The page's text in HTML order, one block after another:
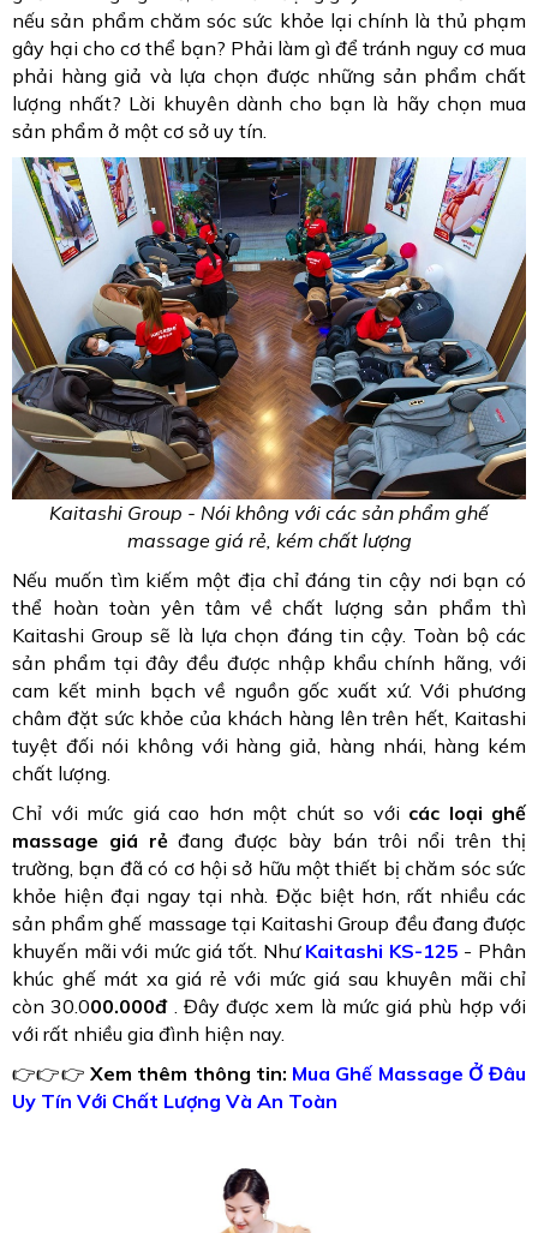
nếu sản phẩm chăm sóc sức khỏe lại chính là thủ phạm
gây hại cho cơ thể bạn? Phải làm gì để tránh nguy cơ mua
phải hàng giả và lựa chọn được những sản phẩm chất
lượng nhất? Lời khuyên dành cho bạn là hãy chọn mua
sản phẩm ở một cơ sở uy tín.
Kaitashi Group - Nói không với các sản phẩm ghế
massage giá rẻ, kém chất lượng
Nếu muốn tìm kiếm một địa chỉ đáng tin cậy nơi bạn có
thể hoàn toàn yên tâm về chất lượng sản phẩm thì
Kaitashi Group sẽ là lựa chọn đáng tin cậy. Toàn bộ các
sản phẩm tại đây đều được nhập khẩu chính hãng, với
cam kết minh bạch về nguồn gốc xuất xứ. Với phương
châm đặt sức khỏe của khách hàng lên trên hết, Kaitashi
tuyệt đối nói không với hàng giả, hàng nhái, hàng kém
chất lượng.
Chỉ với mức giá cao hơn một chút so với các loại ghế
massage giá rẻđang được bày bán trôi nổi trên thị
trường, bạn đã có cơ hội sở hữu một thiết bị chăm sóc sức
khỏe hiện đại ngay tại nhà. Đặc biệt hơn, rất nhiều các
sản phẩm ghế massage tại Kaitashi Group đều đang được
khuyến mãi với mức giá tốt. Như Kaitashi KS-125 - Phân
khúc ghế mát xa giá rẻ với mức giá sau khuyên mãi chỉ
còn 30.000.000đ . Đây được xem là mức giá phù hợp với
với rất nhiều gia đình hiện nay.
👉👉👉 Xem thêm thông tin: Mua Ghế Massage Ở Đâu
Uy Tín Với Chất Lượng Và An Toàn